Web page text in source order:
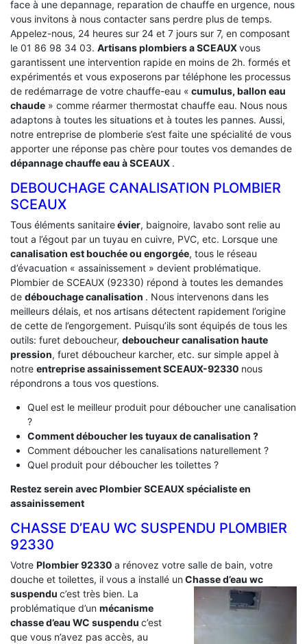
face à une depannage, reparation de chauffe en urgence, nous
vous invitons à nous contacter sans perdre plus de temps.
Appelez-nous, 24 heures sur 24 et 7 jours sur 7, en composant
le 01 86 98 34 03. Artisans plombiers a SCEAUXvous
garantissent une intervention rapide en moins de 2h. formés et
expérimentés et vous exposerons par téléphone les processus
de redémarrage de votre chauffe-eau « cumulus, ballon eau
chaude » comme réarmer thermostat chauffe eau. Nous nous
adaptons à toutes les situations et à toutes les pannes. Aussi,
notre entreprise de plomberie s’est faite une spécialité de vous
apporter une réponse pas chère pour toutes vos demandes de
dépannage chauffe eau à SCEAUX .
DEBOUCHAGE CANALISATION PLOMBIER
SCEAUX
Tous éléments sanitaireévier, baignoire, lavabo sont relie au
tout a l’égout par un tuyau en cuivre, PVC, etc. Lorsque une
canalisation est bouchée ou engorgée, tous le réseau
d’évacuation « assainissement » devient problématique.
Plombier de SCEAUX (92330) répond à toutes les demandes
de débouchage canalisation . Nous intervenons dans les
meilleurs délais, et nos artisans détectent rapidement l’origine
de cette de l’engorgement. Puisqu’ils sont équipés de tous les
outils: furet deboucheur, deboucheur canalisation haute
pression, furet déboucheur karcher, etc. sur simple appel à
notre entreprise assainissement SCEAUX-92330 nous
répondrons a tous vos questions.
Quel est le meilleur produit pour déboucher une canalisation
?
Comment déboucher les tuyaux de canalisation ?
Comment déboucher les canalisations naturellement ?
Quel produit pour déboucher les toilettes ?
Restez serein avec Plombier SCEAUX spécialiste en
assainissement
CHASSE D’EAU WC SUSPENDU PLOMBIER
92330
Votre Plombier 92330 a rénovez votre salle de bain, votre
douche et toilettes, il vous a installé unChasse d’eau wc
suspendu c’est très bien. La
problématique d’un mécanisme
chasse d’eau WC suspendu c’est
que vous n’avez pas accès, au